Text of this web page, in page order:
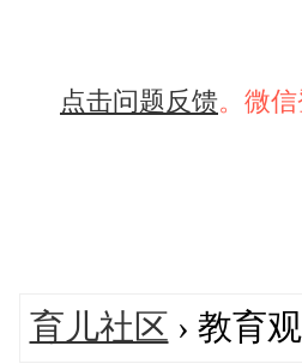
点击问题反馈。微
育儿社区 › 教育